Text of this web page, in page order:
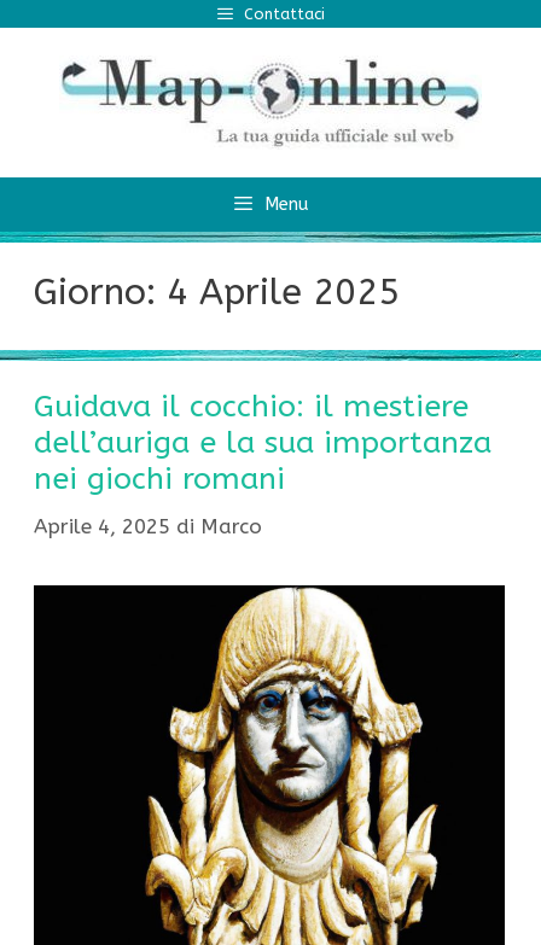
contenuto
Contattaci
Menu
Giorno: 4 Aprile 2025
Guidava il cocchio: il mestiere
dell’auriga e la sua importanza
nei giochi romani
Aprile 4, 2025 di Marco